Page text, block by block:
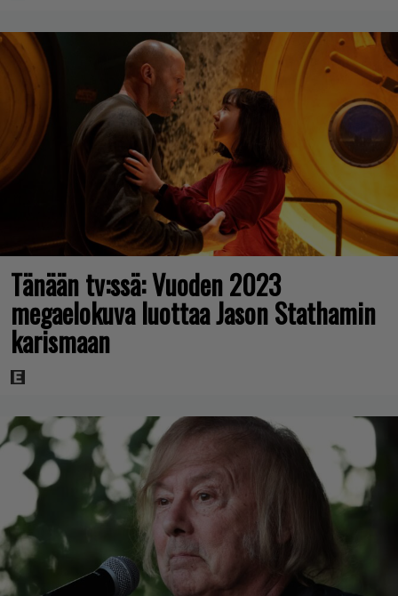
Tänään tv:ssä: Vuoden 2023
megaelokuva luottaa Jason Stathamin
karismaan